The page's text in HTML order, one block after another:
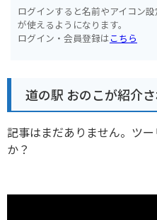
ログインすると名前やアイコン
が使えるようになります。
ログイン・会員登録はこちら
道の駅 おのこが紹介
記事はまだありません。ツ
か？